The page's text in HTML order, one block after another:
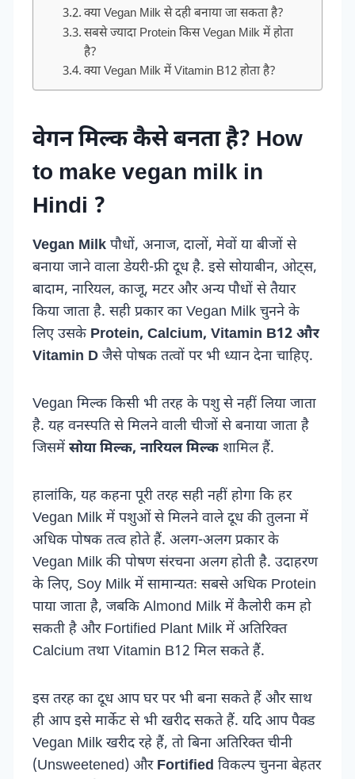
क्या Vegan Milk से दही बनाया जा सकता है?
सबसे ज्यादा Protein किस Vegan Milk में होता
है?
क्या Vegan Milk में Vitamin B12 होता है?
वेगन मिल्क कैसे बनता है? How
to make vegan milk in
Hindi ?
Vegan Milkपौधों, अनाज, दालों, मेवों या बीजों से
बनाया जाने वाला डेयरी-फ्री दूध है. इसे सोयाबीन, ओट्स,
बादाम, नारियल, काजू, मटर और अन्य पौधों से तैयार
किया जाता है. सही प्रकार का Vegan Milk चुनने के
लिए उसके Protein, Calcium, Vitamin B12 और
Vitamin Dजैसे पोषक तत्वों पर भी ध्यान देना चाहिए.
Vegan मिल्क किसी भी तरह के पशु से नहीं लिया जाता
है. यह वनस्पति से मिलने वाली चीजों से बनाया जाता है
जिसमें सोया मिल्क, नारियल मिल्कशामिल हैं.
हालांकि, यह कहना पूरी तरह सही नहीं होगा कि हर
Vegan Milk में पशुओं से मिलने वाले दूध की तुलना में
अधिक पोषक तत्व होते हैं. अलग-अलग प्रकार के
Vegan Milk की पोषण संरचना अलग होती है. उदाहरण
के लिए, Soy Milk में सामान्यतः सबसे अधिक Protein
पाया जाता है, जबकि Almond Milk में कैलोरी कम हो
सकती है और Fortified Plant Milk में अतिरिक्त
Calcium तथा Vitamin B12 मिल सकते हैं.
इस तरह का दूध आप घर पर भी बना सकते हैं और साथ
ही आप इसे मार्केट से भी खरीद सकते हैं. यदि आप पैक्ड
Vegan Milk खरीद रहे हैं, तो बिना अतिरिक्त चीनी
(Unsweetened) और Fortified विकल्प चुनना बेहतर